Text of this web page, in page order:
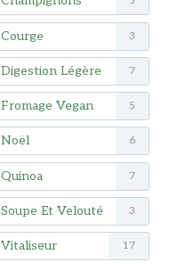
Courge 3
Digestion Légère 7
Fromage Vegan 5
Noël 6
Quinoa 7
Soupe Et Velouté 3
Vitaliseur 17